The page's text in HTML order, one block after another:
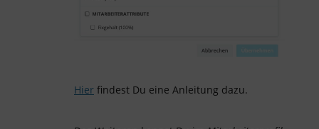
Hier findest Du eine Anleitung dazu.